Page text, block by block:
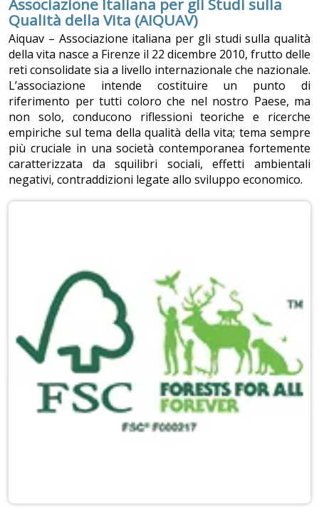
Associazione Italiana per gli Studi sulla
Qualità della Vita (AIQUAV)
Aiquav – Associazione italiana per gli studi sulla qualità
della vita nasce a Firenze il 22 dicembre 2010, frutto delle
reti consolidate sia a livello internazionale che nazionale.
L’associazione intende costituire un punto di
riferimento per tutti coloro che nel nostro Paese, ma
non solo, conducono riflessioni teoriche e ricerche
empiriche sul tema della qualità della vita; tema sempre
più cruciale in una società contemporanea fortemente
caratterizzata da squilibri sociali, effetti ambientali
negativi, contraddizioni legate allo sviluppo economico.